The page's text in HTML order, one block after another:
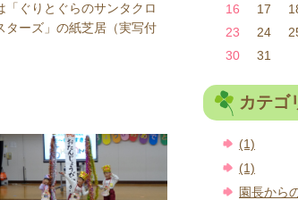
ぐりとぐらのサンタクロ
ターズ」の紙芝居（実写付
16
17
23
24
30
31
カテゴ
(1)
(1)
園長から